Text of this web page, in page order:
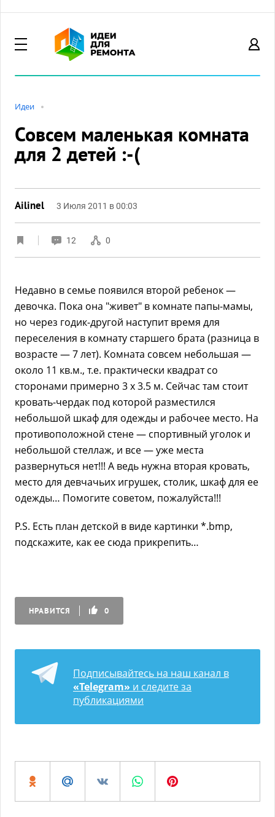
Идеи
Совсем маленькая комната
для 2 детей :-(
Ailinel 3 Июля 2011 в 00:03
12 0
Недавно в семье появился второй ребенок —
девочка. Пока она "живет" в комнате папы-мамы,
но через годик-другой наступит время для
переселения в комнату старшего брата (разница в
возрасте — 7 лет). Комната совсем небольшая —
около 11 кв.м., т.е. практически квадрат со
сторонами примерно 3 х 3.5 м. Сейчас там стоит
кровать-чердак под которой разместился
небольшой шкаф для одежды и рабочее место. На
противоположной стене — спортивный уголок и
небольшой стеллаж, и все — уже места
развернуться нет!!! А ведь нужна вторая кровать,
место для девчачьих игрушек, столик, шкаф для ее
одежды… Помогите советом, пожалуйста!!!
P.S. Есть план детской в виде картинки *.bmp,
подскажите, как ее сюда прикрепить…
НРАВИТСЯ 0
Подписывайтесь на наш канал в
«Telegram» и следите за
публикациями